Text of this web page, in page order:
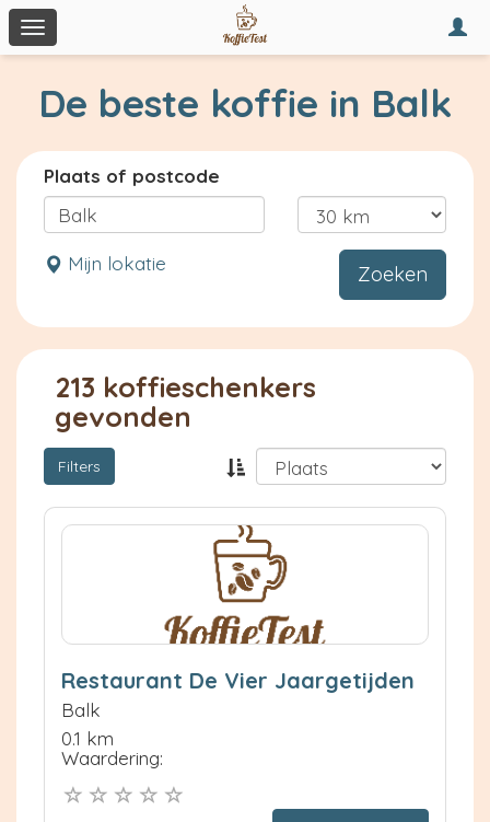
Toggle
navigation
De beste koffie in Balk
Plaats of postcode
Mijn lokatie Zoeken
213 koffieschenkers
gevonden
Filters
Restaurant De Vier Jaargetijden
Balk
0.1 km
Waardering: